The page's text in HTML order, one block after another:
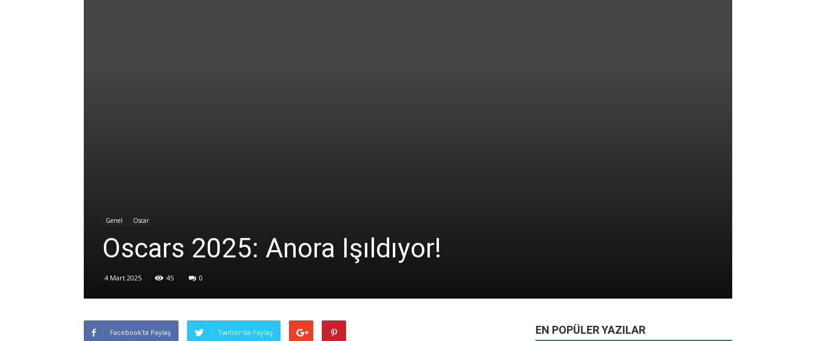
Genel Oscar
Oscars 2025: Anora Işıldıyor!
4 Mart 2025 45 0
Facebook'ta Paylaş Twitter'da Paylaş EN POPÜLER YAZILAR
Daha fazla